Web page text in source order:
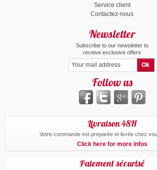
Service client
Contactez-nous
Newsletter
Subscribe to our newsletter to
receive exclusive offers
Follow us
Livraison 48H
Votre commande est preparée et livrée chez
Click here for more infos
Paiement sécurisé